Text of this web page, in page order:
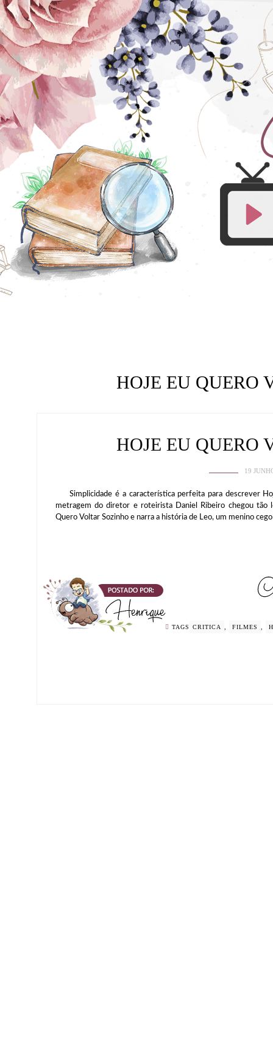
HOJE EU QUERO
HOJE EU QUERO
19
Simplicidade é a característica perfeita para descrever
metragem do diretor e roteirista Daniel Ribeiro chegou tão
Quero Voltar Sozinho e narra a história de Leo, um menino
TAGS CRITICA , FILMES ,